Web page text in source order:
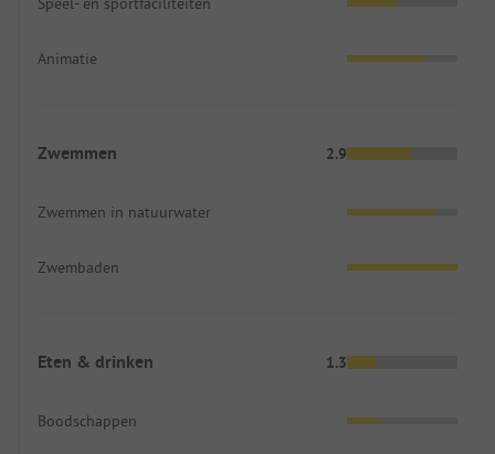
Animatie
Zwemmen 2.9
Zwemmen in natuurwater
Zwembaden
Eten & drinken 1.3
Boodschappen